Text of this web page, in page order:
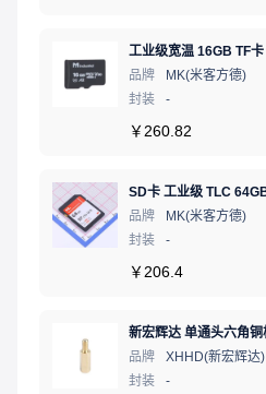
品牌
MK(米客方德)
封装
-
￥ 260.82
品牌
MK(米客方德)
封装
-
￥ 206.4
品牌
XHHD(新宏辉达)
封装
-